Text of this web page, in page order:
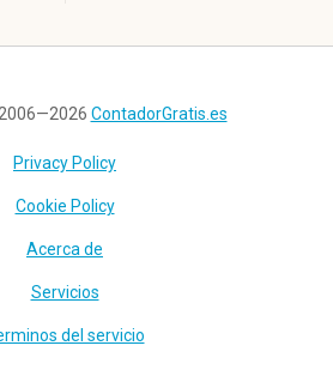
ContadorGratis.es
Privacy Policy
Cookie Policy
Acerca de
Servicios
del servicio